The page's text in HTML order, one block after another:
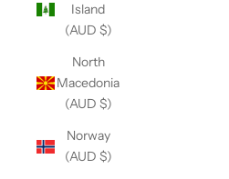
Island
(AUD $)
North
Macedonia
(AUD $)
Norway
(AUD $)